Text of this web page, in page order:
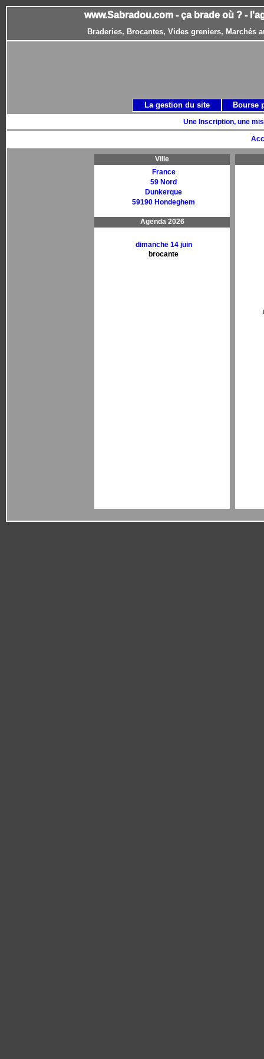
www.Sabradou.com - ça brade où ? -
Braderies, Brocantes, Vides greniers, Marchés
Une Inscription, une
Ville
France
59 Nord
Dunkerque
59190 Hondeghem
Agenda 2026
dimanche 14 juin
brocante
La gestion du site Bourse